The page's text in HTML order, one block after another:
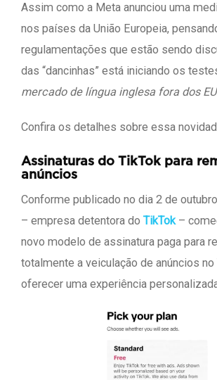
Assim como a Meta anunciou uma
nos países da União Europeia,
regulamentações que estão sendo
das “dancinhas” está iniciando os
mercado de língua inglesa fora dos
Confira os detalhes sobre essa
Assinaturas do TikTok para
anúncios
Conforme publicado no dia 2 de
– empresa detentora do TikTok–
novo modelo de assinatura paga para
totalmente a veiculação de anúncios no
oferecer uma experiência